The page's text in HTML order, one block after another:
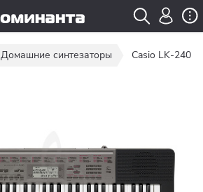
Домашние синтезаторы Casio LK-240